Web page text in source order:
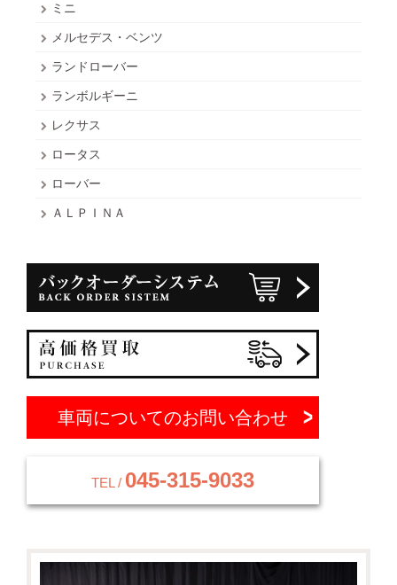
ミニ
メルセデス・ベンツ
ランドローバー
ランボルギーニ
レクサス
ロータス
ローバー
ＡＬＰＩＮＡ
車両についてのお問い合わせ
TEL / 045-315-9033